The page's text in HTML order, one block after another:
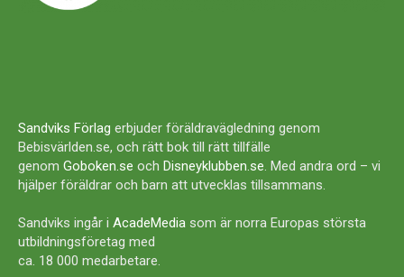
Sandviks Förlag erbjuder föräldravägledning genom
Bebisvärlden.se, och rätt bok till rätt tillfälle
genom Goboken.se och Disneyklubben.se. Med andra ord – vi
hjälper föräldrar och barn att utvecklas tillsammans.
Sandviks ingår i AcadeMedia som är norra Europas största
utbildningsföretag med
ca. 18 000 medarbetare.